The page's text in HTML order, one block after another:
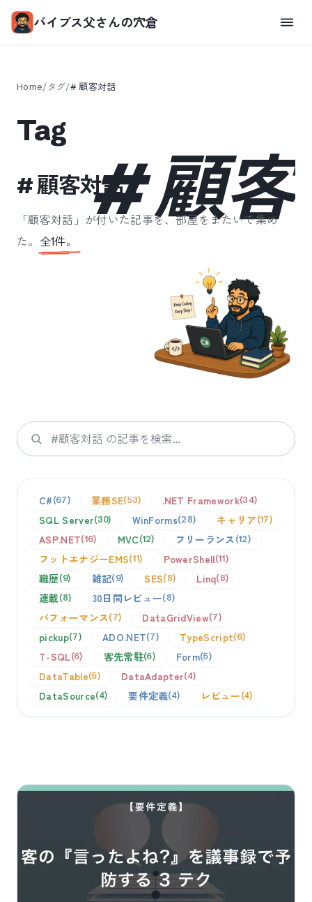
バイブス父さんの穴倉
Home/タグ/# 顧客対話
#顧
Tag
#顧客対話
「顧客対話 」が付いた記事を、部屋をまたいで集め
た。 全1件。
検索
C# 67 業務SE 53 .NET Framework 34
SQL Server 30 WinForms 28 キャリア 17
ASP.NET 16 MVC 12 フリーランス 12
フットエナジーEMS 11 PowerShell 11
職歴 9 雑記 9 SES 8 Linq 8
連載 8 30日間レビュー 8
パフォーマンス 7 DataGridView 7
pickup 7 ADO.NET 7 TypeScript 6
T-SQL 6 客先常駐 6 Form 5
DataTable 5 DataAdapter 4
DataSource 4 要件定義 4 レビュー 4